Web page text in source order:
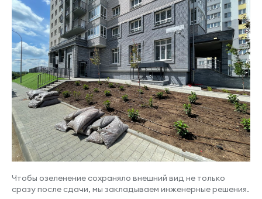
Чтобы озеленение сохраняло внешний вид не только
сразу после сдачи, мы закладываем инженерные решения.